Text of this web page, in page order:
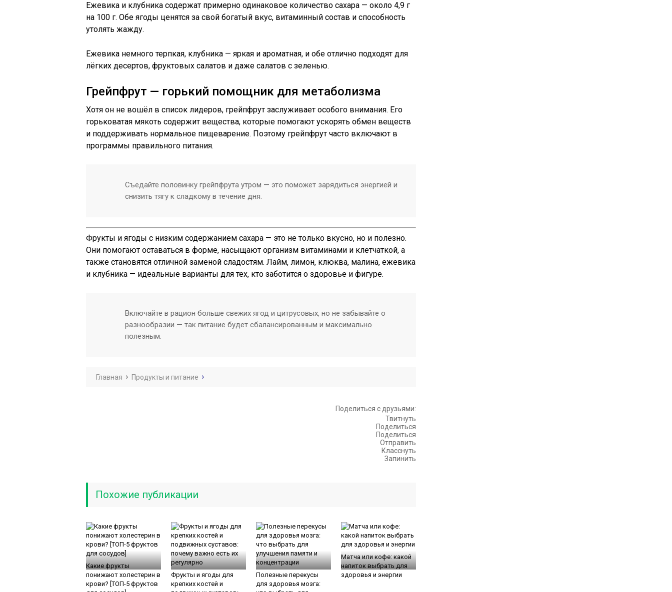
Ежевика и клубника содержат примерно одинаковое количество сахара — около 4,9 г
на 100 г. Обе ягоды ценятся за свой богатый вкус, витаминный состав и способность
утолять жажду.
Ежевика немного терпкая, клубника — яркая и ароматная, и обе отлично подходят для
лёгких десертов, фруктовых салатов и даже салатов с зеленью.
Грейпфрут — горький помощник для метаболизма
Хотя он не вошёл в список лидеров, грейпфрут заслуживает особого внимания. Его
горьковатая мякоть содержит вещества, которые помогают ускорять обмен веществ
и поддерживать нормальное пищеварение. Поэтому грейпфрут часто включают в
программы правильного питания.
Съедайте половинку грейпфрута утром — это поможет зарядиться энергией и
снизить тягу к сладкому в течение дня.
Фрукты и ягоды с низким содержанием сахара — это не только вкусно, но и полезно.
Они помогают оставаться в форме, насыщают организм витаминами и клетчаткой, а
также становятся отличной заменой сладостям. Лайм, лимон, клюква, малина, ежевика
и клубника — идеальные варианты для тех, кто заботится о здоровье и фигуре.
Включайте в рацион больше свежих ягод и цитрусовых, но не забывайте о
разнообразии — так питание будет сбалансированным и максимально
полезным.
Главная Продукты и питание
Поделиться с друзьями:
Твитнуть
Поделиться
Поделиться
Отправить
Класснуть
Запинить
Похожие публикации
Какие фрукты
понижают холестерин в
крови? [ТОП-5 фруктов
Фрукты и ягоды для
крепких костей и
Полезные перекусы
для здоровья мозга:
Матча или кофе: какой
напиток выбрать для
здоровья и энергии